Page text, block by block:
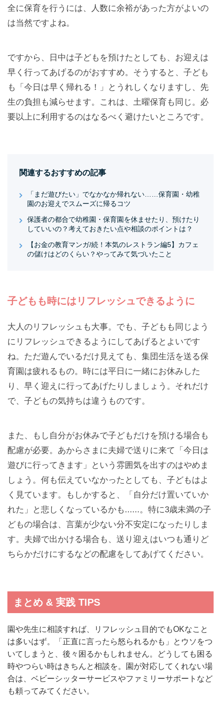
全に保育を行うには、人数に余裕があった方がよいの
は当然ですよね。
ですから、日中は子どもを預けたとしても、お迎えは
早く行ってあげるのがおすすめ。そうすると、子ども
も「今日は早く帰れる！」とうれしくなりますし、先
生の負担も減らせます。これは、土曜保育も同じ。必
要以上に利用するのはなるべく避けたいところです。
関連するおすすめの記事
「まだ遊びたい」でなかなか帰れない……保育園・幼稚
園のお迎えでスムーズに帰るコツ
保護者の都合で幼稚園・保育園を休ませたり、預けたり
していいの？考えておきたい点や相談のポイントは？
【お金の教育マンガ/続！本気のレストラン編5】カフェ
の儲けはどのくらい？やってみて気づいたこと
子どもも時にはリフレッシュできるように
大人のリフレッシュも大事。でも、子どもも同じよう
にリフレッシュできるようにしてあげるとよいです
ね。ただ遊んでいるだけ見えても、集団生活を送る保
育園は疲れるもの。時には平日に一緒にお休みした
り、早く迎えに行ってあげたりしましょう。それだけ
で、子どもの気持ちは違うものです。
また、もし自分がお休みで子どもだけを預ける場合も
配慮が必要。あからさまに夫婦で送りに来て「今日は
遊びに行ってきます」という雰囲気を出すのはやめま
しょう。何も伝えていなかったとしても、子どもはよ
く見ています。もしかすると、「自分だけ置いていか
れた」と悲しくなっているかも......。特に3歳未満の子
どもの場合は、言葉が少ない分不安定になったりしま
す。夫婦で出かける場合も、送り迎えはいつも通りど
ちらかだけにするなどの配慮をしてあげてください。
まとめ & 実践 TIPS
園や先生に相談すれば、リフレッシュ目的でもOKなこと
は多いはず。「正直に言ったら怒られるかも」とウソをつ
いてしまうと、後々困るかもしれません。どうしても困る
時やつらい時はきちんと相談を。園が対応してくれない場
合は、ベビーシッターサービスやファミリーサポートなど
も頼ってみてください。